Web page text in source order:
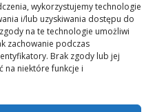
wykorzystujemy technologie
i/lub uzyskiwania dostępu do
na te technologie umożliwi
zachowanie podczas
Brak zgody lub jej
na niektóre funkcje i